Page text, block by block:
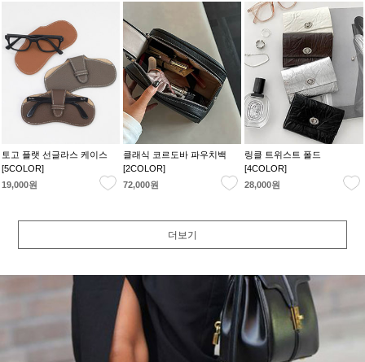
토고 플랫 선글라스 케이스
[5COLOR]
19,000원
클래식 코르도바 파우치백
[2COLOR]
72,000원
링클 트위스트 폴드
[4COLOR]
28,000원
더보기